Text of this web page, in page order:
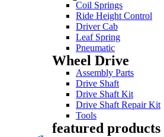
Coil Springs
Ride Height Control
Driver Cab
Leaf Spring
Pneumatic
Wheel Drive
Assembly Parts
Drive Shaft
Drive Shaft Kit
Drive Shaft Repair Kit
Tools
featured products